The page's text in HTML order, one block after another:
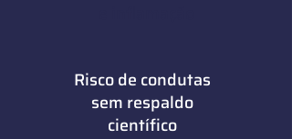
Risco de condutas
sem respaldo
científico